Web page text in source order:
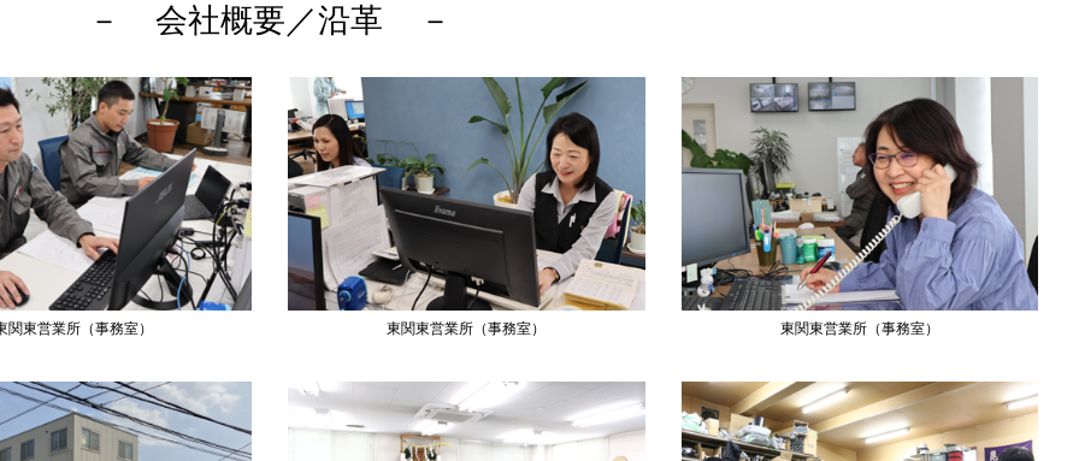
会社概要／沿革
関東営業所（事務室） 東関東営業所（事務室） 東関東営業所（事務室）